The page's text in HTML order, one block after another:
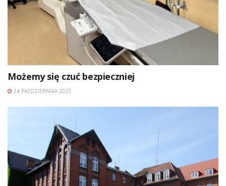
Możemy się czuć bezpieczniej
24 PAŹDZIERNIKA 2023